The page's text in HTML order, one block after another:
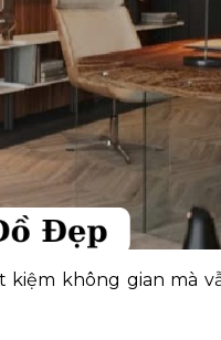
kiệm không gian mà